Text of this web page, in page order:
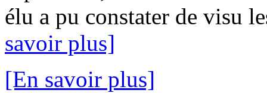
élu a pu constater de visu
savoir plus]
[En savoir plus]